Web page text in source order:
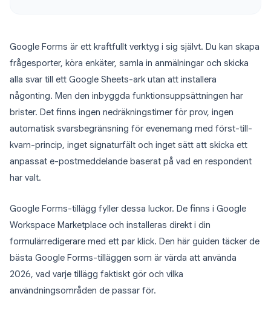
Google Forms är ett kraftfullt verktyg i sig självt. Du kan skapa
frågesporter, köra enkäter, samla in anmälningar och skicka
alla svar till ett Google Sheets-ark utan att installera
någonting. Men den inbyggda funktionsuppsättningen har
brister. Det finns ingen nedräkningstimer för prov, ingen
automatisk svarsbegränsning för evenemang med först-till-
kvarn-princip, inget signaturfält och inget sätt att skicka ett
anpassat e-postmeddelande baserat på vad en respondent
har valt.
Google Forms-tillägg fyller dessa luckor. De finns i Google
Workspace Marketplace och installeras direkt i din
formulärredigerare med ett par klick. Den här guiden täcker de
bästa Google Forms-tilläggen som är värda att använda
2026, vad varje tillägg faktiskt gör och vilka
användningsområden de passar för.